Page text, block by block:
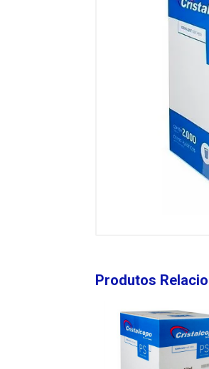
Produtos